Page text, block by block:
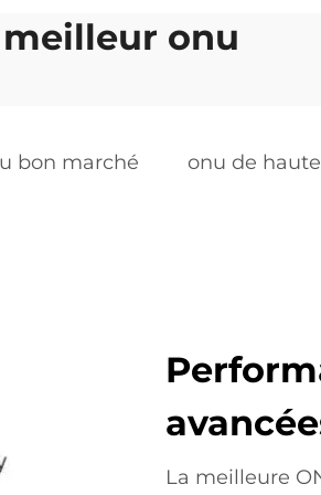
meilleur onu
bon marché onu de
La meilleure